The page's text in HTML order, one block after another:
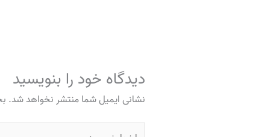
دیدگاه‌ خود را بنویسید
نشانی ایمیل شما منتشر نخواهد شد.